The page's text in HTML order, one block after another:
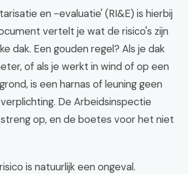
en -evaluatie' (RI&E) is hierbij
vertelt je wat de risico's zijn
dak. Een gouden regel? Als je dak
of als je werkt in wind of op een
is een harnas of leuning geen
De Arbeidsinspectie
op, en de boetes voor het niet
is natuurlijk een ongeval.